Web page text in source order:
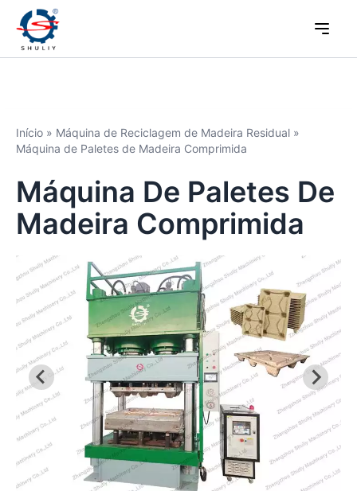
Início » Máquina de Reciclagem de Madeira Residual »
Máquina de Paletes de Madeira Comprimida
Máquina De Paletes De
Madeira Comprimida